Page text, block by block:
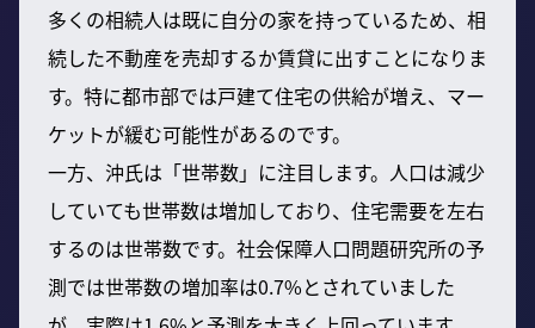
多くの相続人は既に自分の家を持っているため、相
続した不動産を売却するか賃貸に出すことになりま
す。特に都市部では戸建て住宅の供給が増え、マー
ケットが緩む可能性があるのです。
一方、沖氏は「世帯数」に注目します。人口は減少
していても世帯数は増加しており、住宅需要を左右
するのは世帯数です。社会保障人口問題研究所の予
測では世帯数の増加率は0.7%とされていました